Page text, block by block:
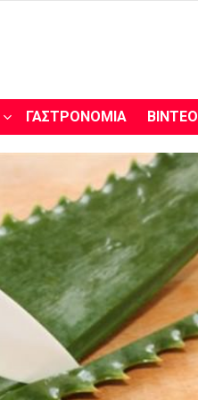
ΓΑΣΤΡΟΝΟΜΊΑ ΒΊΝΤΕΟ